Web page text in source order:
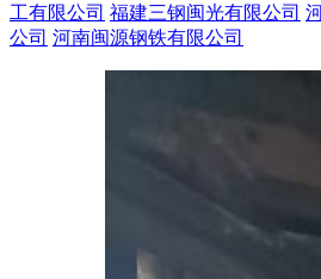
工有限公司 福建三钢闽光有限公司
公司 河南闽源钢铁有限公司